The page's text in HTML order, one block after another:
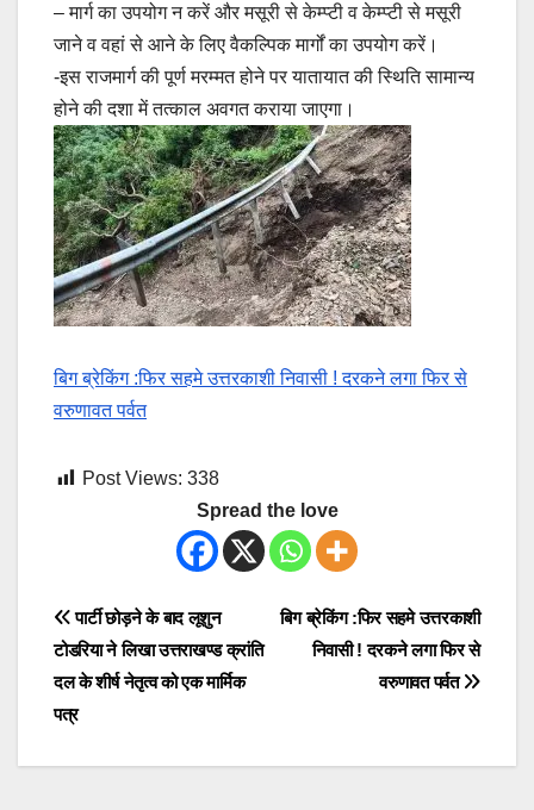
– मार्ग का उपयोग न करें और मसूरी से केम्प्टी व केम्प्टी से मसूरी
जाने व वहां से आने के लिए वैकल्पिक मार्गों का उपयोग करें।
-इस राजमार्ग की पूर्ण मरम्मत होने पर यातायात की स्थिति सामान्य
होने की दशा में तत्काल अवगत कराया जाएगा।
बिग ब्रेकिंग :फिर सहमे उत्तरकाशी निवासी ! दरकने लगा फिर से
वरुणावत पर्वत
Post Views: 338
Spread the love
Post
navigation
बिग ब्रेकिंग :फिर सहमे उत्तरकाशी
निवासी ! दरकने लगा फिर से
वरुणावत पर्वत
पार्टी छोड़ने के बाद लूशुन
टोडरिया ने लिखा उत्तराखण्ड क्रांति
दल के शीर्ष नेतृत्व को एक मार्मिक
पत्र